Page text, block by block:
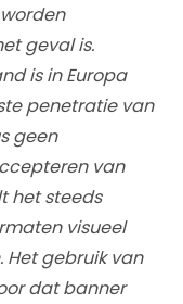
geval is.
is in Europa
penetratie van
geen
van
het steeds
visueel
Het gebruik van
dat banner